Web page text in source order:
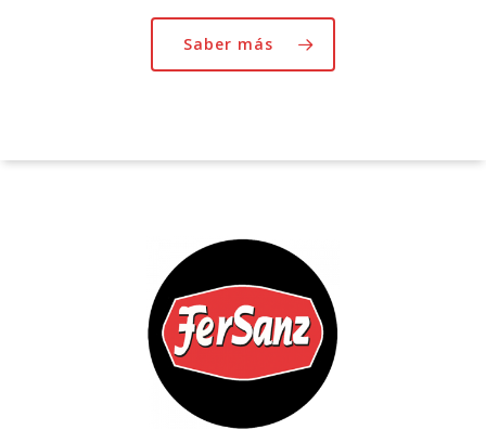
Saber más